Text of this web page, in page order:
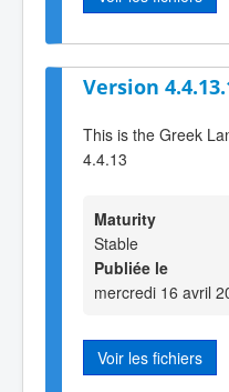
Version
This is the Greek
4.4.13
Maturity
Stable
Publiée le
mercredi 16 avril
Voir les fichiers